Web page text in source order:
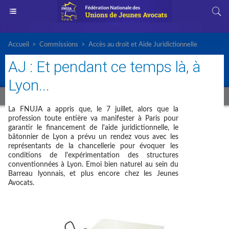
Accueil > Commissions > Accès au droit et Aide Juridictionnelle
AJ : Et pendant ce temps là, à
Lyon...
La FNUJA a appris que, le 7 juillet, alors que la
profession toute entière va manifester à Paris pour
garantir le financement de l'aide juridictionnelle, le
bâtonnier de Lyon a prévu un rendez vous avec les
représentants de la chancellerie pour évoquer les
conditions de l'expérimentation des structures
conventionnées à Lyon. Emoi bien naturel au sein du
Barreau lyonnais, et plus encore chez les Jeunes
Avocats.